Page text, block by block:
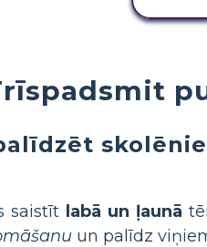
saistīt labā un ļaunā
un palīdz